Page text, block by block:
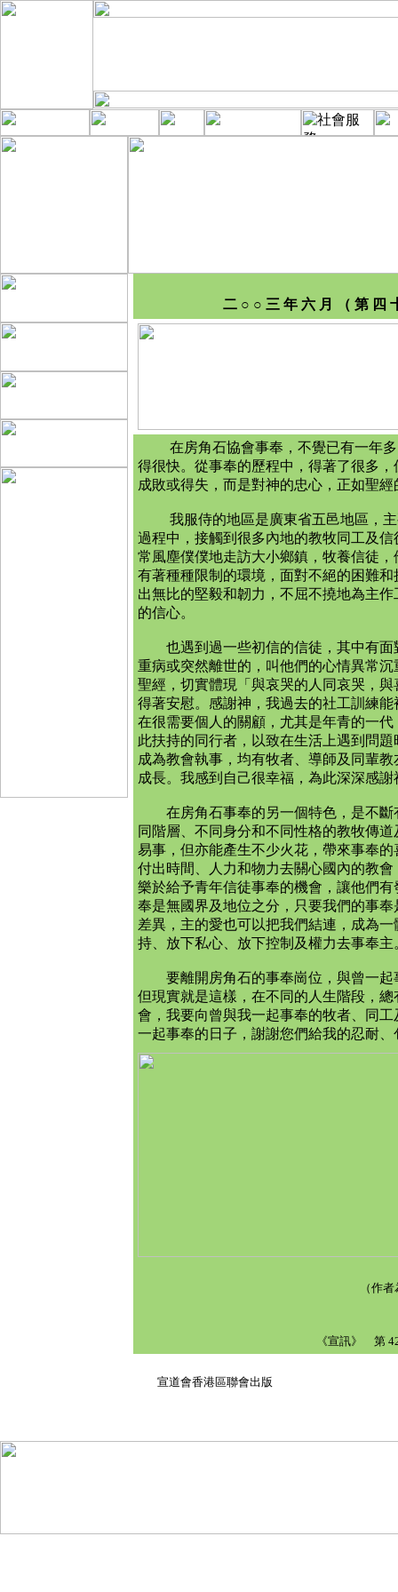
二 ○ ○ 三 年 六 月 （
在房角石協會事奉，不覺已有一年多
得很快。從事奉的歷程中，得著了很多
成敗或得失，而是對神的忠心，正如聖
我服侍的地區是廣東省五邑地區，主
過程中，接觸到很多內地的教牧同工及
常風塵僕僕地走訪大小鄉鎮，牧養信徒
有著種種限制的環境，面對不絕的困難
出無比的堅毅和韌力，不屈不撓地為主
的信心。
也遇到過一些初信的信徒，其中有面
重病或突然離世的，叫他們的心情異常
聖經，切實體現「與哀哭的人同哀哭，
得著安慰。感謝神，我過去的社工訓練
在很需要個人的關顧，尤其是年青的一
此扶持的同行者，以致在生活上遇到問
成為教會執事，均有牧者、導師及同輩
成長。我感到自己很幸福，為此深深感謝
在房角石事奉的另一個特色，是不斷
同階層、不同身分和不同性格的教牧傳
易事，但亦能產生不少火花，帶來事奉
付出時間、人力和物力去關心國內的教
樂於給予青年信徒事奉的機會，讓他們
奉是無國界及地位之分，只要我們的事
差異，主的愛也可以把我們結連，成為
持、放下私心、放下控制及權力去事奉主
要離開房角石的事奉崗位，與曾一起
但現實就是這樣，在不同的人生階段，
會，我要向曾與我一起事奉的牧者、同
一起事奉的日子，謝謝您們給我的忍耐
（作
《宣訊》 第
宣道會香港區聯會出